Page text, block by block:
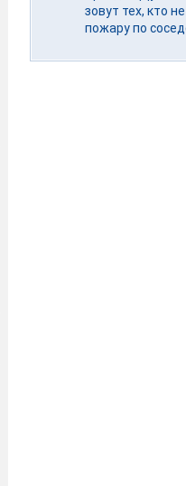
зовут тех, кто
пожару по